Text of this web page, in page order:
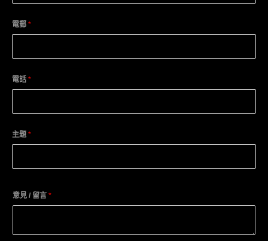
電郵 *
電話 *
主題 *
意見 / 留言 *